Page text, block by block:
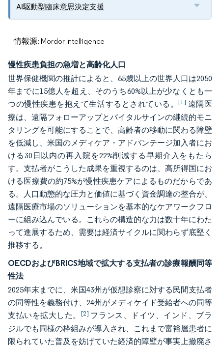
AI駆動型臨床意思決定支援
情報源: Mordor Intelligence
慢性疾患負担の急増と高齢化人口
世界保健機関の推計によると、65歳以上の世界人口は2050
年までに15億人を超え、そのうち60%以上が少なくとも一
つの慢性疾患を抱えて生活するとされている。[1] 遠隔医
療は、遠隔フォローアップとバイタルサインの継続的モニ
タリングを可能にすることで、高齢者の移動に関わる障壁
を低減し、米国のメディケア・アドバンテージ加入者にお
ける30日以内の再入院を22%削減する早期介入をもたら
す。支払者がこうした成果を重視するのは、高所得国にお
ける医療費の約75%が慢性疾患ケアによるものだからであ
る。人口動態的な圧力と価値に基づく資金調達の整合が、
遠隔医療市場のソリューションを基本的なケアワークフロ
ーに組み込んでいる。これらの構造的な力は数十年にわた
って進展するため、需要は経済サイクルに関わらず底堅く
推移する。
OECDおよびBRICS地域で拡大する支払者の診療報酬同等
性法
2025年末までに、米国43州が仮想診察に対する民間支払者
の同等性を義務付け、24州がメディケイド受給者への同等
支払いを拡大した。 [2] フランス、ドイツ、インド、ブラ
ジルでも同様の枠組みが導入され、これまで富裕層患者に
限られていた普及を妨げていた経済的障壁が事実上撤廃さ